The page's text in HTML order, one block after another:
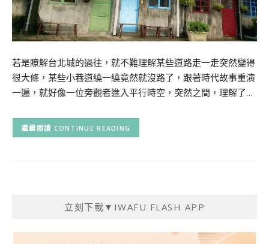
若是瞭解台北城的過往，就不難理解某些道路走一走突然變得
很大條，某些小巷道繞一繞竟然就沒路了，跟著時代故事重演
一遍，就好像一位旁觀者進入平行時空，突然之間，理解了…
CONTINUE READING
立刻下載▼IWAFU FLASH APP